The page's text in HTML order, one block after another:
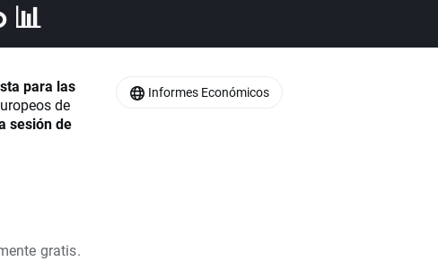
📊
para las
de
sesión de
gratis.
Informes Económicos